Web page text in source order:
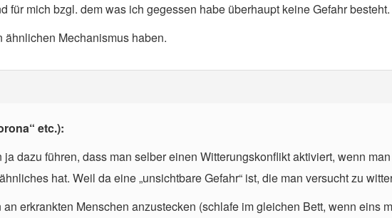
für mich bzgl. dem was ich gegessen habe überhaupt keine Gefahr besteht.
Mechanismus haben.
etc.):
ja dazu führen, dass man selber einen Witterungskonflikt aktiviert, wenn
hat. Weil da eine „unsichtbare Gefahr“ ist, die man versucht zu
erkrankten Menschen anzustecken (schlafe im gleichen Bett, wenn eins